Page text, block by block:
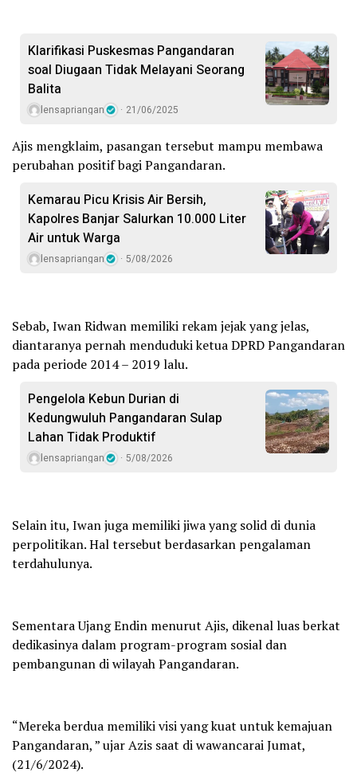
Klarifikasi Puskesmas Pangandaran
soal Diugaan Tidak Melayani Seorang
Balita
lensapriangan 21/06/2025
Ajis mengklaim, pasangan tersebut mampu membawa
perubahan positif bagi Pangandaran.
Kemarau Picu Krisis Air Bersih,
Kapolres Banjar Salurkan 10.000 Liter
Air untuk Warga
lensapriangan 5/08/2026
Sebab, Iwan Ridwan memiliki rekam jejak yang jelas,
diantaranya pernah menduduki ketua DPRD Pangandaran
pada periode 2014 – 2019 lalu.
Pengelola Kebun Durian di
Kedungwuluh Pangandaran Sulap
Lahan Tidak Produktif ‎
lensapriangan 5/08/2026
Selain itu, Iwan juga memiliki jiwa yang solid di dunia
perpolitikan. Hal tersebut berdasarkan pengalaman
terdahulunya.
Sementara Ujang Endin menurut Ajis, dikenal luas berkat
dedikasinya dalam program-program sosial dan
pembangunan di wilayah Pangandaran.
“Mereka berdua memiliki visi yang kuat untuk kemajuan
Pangandaran, ” ujar Azis saat di wawancarai Jumat,
(21/6/2024).